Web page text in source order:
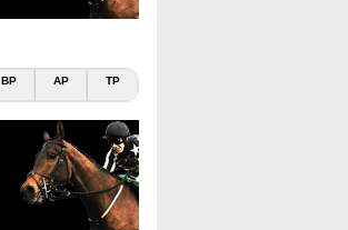
BP AP TP